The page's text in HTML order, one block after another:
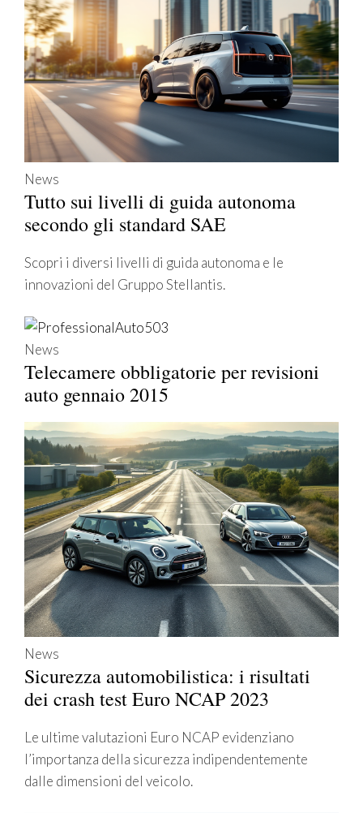
News
Tutto sui livelli di guida autonoma
secondo gli standard SAE
Scopri i diversi livelli di guida autonoma e le
innovazioni del Gruppo Stellantis.
News
Telecamere obbligatorie per revisioni
auto gennaio 2015
News
Sicurezza automobilistica: i risultati
dei crash test Euro NCAP 2023
Le ultime valutazioni Euro NCAP evidenziano
l’importanza della sicurezza indipendentemente
dalle dimensioni del veicolo.